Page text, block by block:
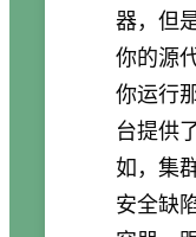
器，但
你的源
你运行
台提供
如，集
安全缺